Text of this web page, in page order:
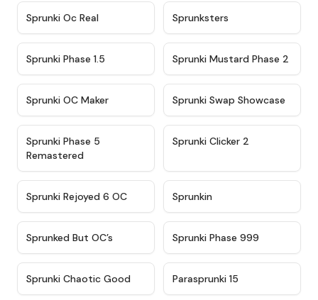
Sprunki Oc Real Sprunksters
Sprunki Phase 1.5 ★ 4.4
Sprunki Mustard Phase 2
Sprunki OC Maker ★ 4.6
Sprunki Swap Showcase
Sprunki Phase 5
Remastered
Sprunki Clicker 2
★ 4.4
Sprunki Rejoyed 6 OC Sprunkin
Sprunked But OC’s Sprunki Phase 999
★ 4.7
Sprunki Chaotic Good Parasprunki 15